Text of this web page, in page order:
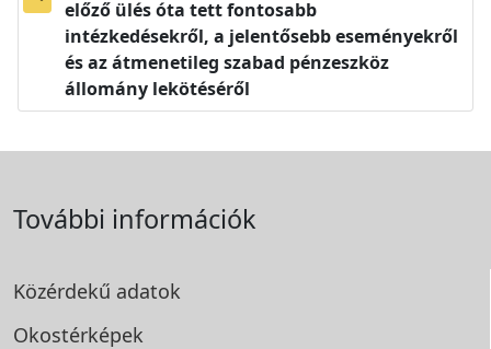
előző ülés óta tett fontosabb
intézkedésekről, a jelentősebb eseményekről
és az átmenetileg szabad pénzeszköz
állomány lekötéséről
További információk
Közérdekű adatok
Okostérképek